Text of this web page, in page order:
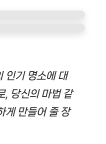
인기 명소에 대
, 당신의 마법 같
게 만들어 줄 장